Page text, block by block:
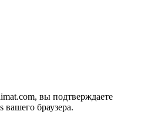
вы подтверждаете
вашего браузера.